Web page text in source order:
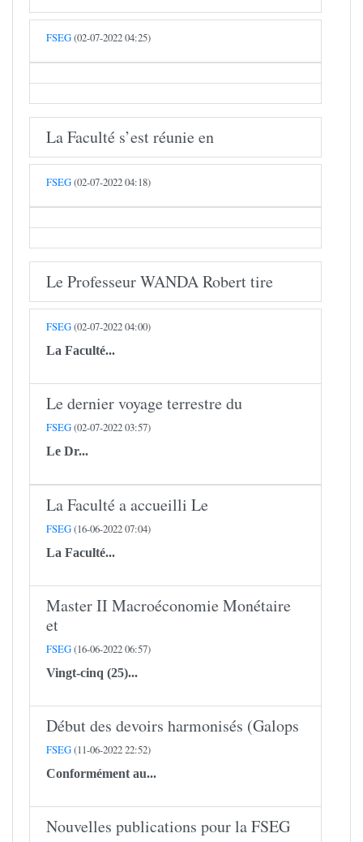
FSEG(02-07-2022 04:25)
La Faculté s’est réunie en
FSEG(02-07-2022 04:18)
Le Professeur WANDA Robert tire
FSEG(02-07-2022 04:00)
La Faculté...
Le dernier voyage terrestre du
FSEG(02-07-2022 03:57)
Le Dr...
La Faculté a accueilli Le
FSEG(16-06-2022 07:04)
La Faculté...
Master II Macroéconomie Monétaire
et
FSEG(16-06-2022 06:57)
Vingt-cinq (25)...
Début des devoirs harmonisés (Galops
FSEG(11-06-2022 22:52)
Conformément au...
Nouvelles publications pour la FSEG